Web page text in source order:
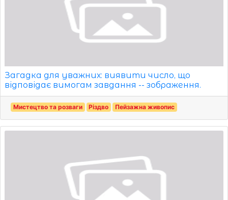
Загадка для уважних: виявити число, що
відповідає вимогам завдання -- зображення.
Мистецтво та розваги Різдво Пейзажна живопис